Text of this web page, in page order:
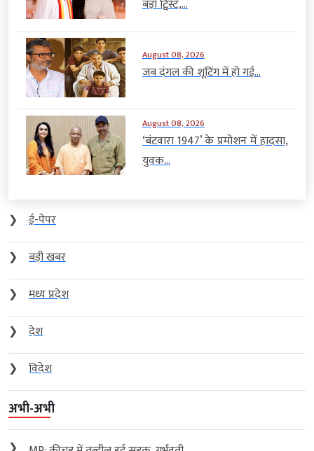
बड़ा ट्विस्ट,...
August 08, 2026
जब दंगल की शूटिंग में हो गई...
August 08, 2026
‘बंटवारा 1947’ के प्रमोशन में हादसा,
युवक...
❯
ई-पेपर
❯
बड़ी खबर
❯
मध्य प्रदेश
❯
देश
❯
विदेश
अभी-अभी